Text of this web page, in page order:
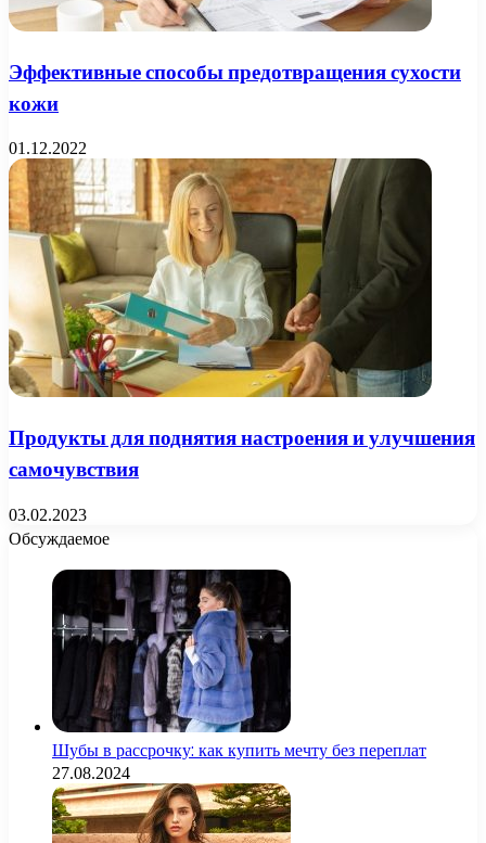
Эффективные способы предотвращения сухости
кожи
01.12.2022
Продукты для поднятия настроения и улучшения
самочувствия
03.02.2023
Обсуждаемое
Шубы в рассрочку: как купить мечту без переплат
27.08.2024